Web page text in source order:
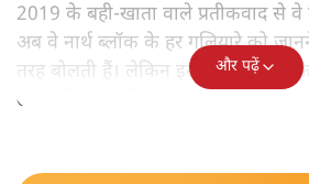
2019 के बही‑खाता वाले प्रतीकवाद
अब वे नार्थ ब्लॉक के हर गलियारे को जानने
तरह बोलती हैं। लेकिन इस आत्मविश्वास
उतनी ही अनुमानित और दोहराव भरी।
और पढ़ें